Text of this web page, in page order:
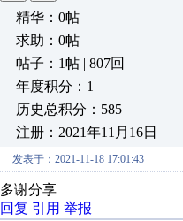
精华：0帖
求助：0帖
帖子：1帖 | 807回
年度积分：1
历史总积分：585
注册：2021年11月16日
发表于：2021-11-18 17:01:43
多谢分享
回复 引用 举报